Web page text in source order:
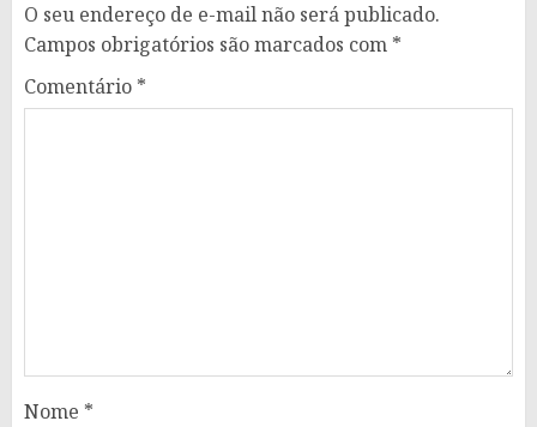
O seu endereço de e-mail não será publicado.
Campos obrigatórios são marcados com *
Comentário *
Nome *